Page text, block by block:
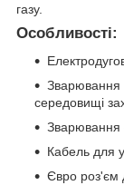
газу.
Особливості:
Зварювання
середовищі
Кабель для
Євро роз'єм